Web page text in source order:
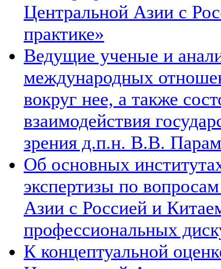
Центральной Азии с
практике»
Ведущие ученые и
международных
вокруг нее, а также
взаимодействия
зрения д.п.н. В.В.
Об основных
экспертизы по
Азии с Россией и
профессиональных
К концептуальной